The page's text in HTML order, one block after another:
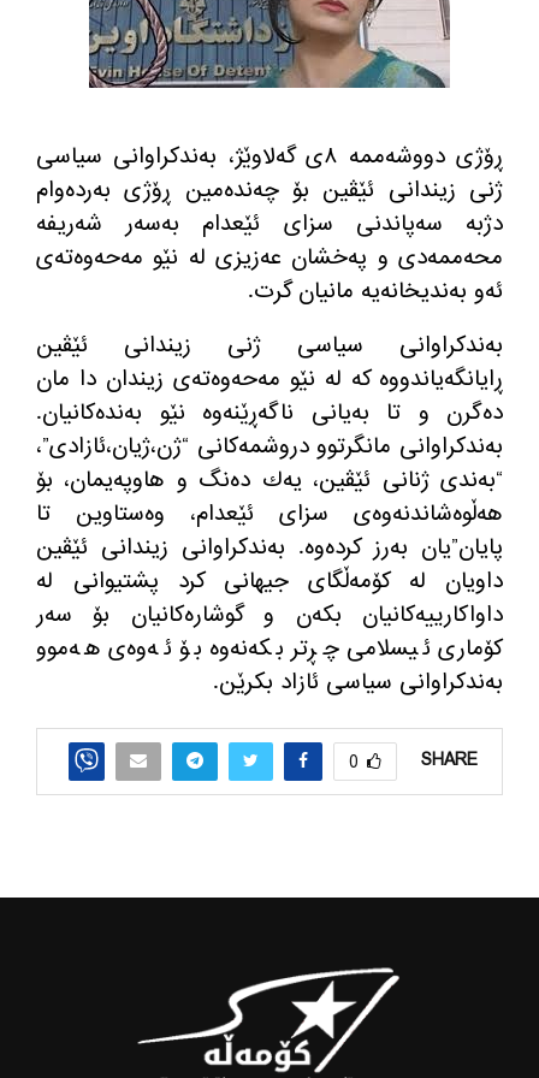
ڕۆژی دووشه‌ممه‌ ٨ی گه‌لاوێژ، به‌ندكراوانی سیاسی
ژنی زیندانی ئێڤین بۆ چه‌نده‌مین ڕۆژی به‌رده‌وام
دژبه‌ سه‌پاندنی سزای ئێعدام به‌سه‌ر شه‌ریفه
محه‌ممه‌دی و په‌خشان عه‌زیزی له‌ نێو مه‌حه‌وه‌ته‌ی
ئه‌و به‌ندیخانه‌یه‌ مانیان گرت.
به‌ندكراوانی سیاسی ژنی زیندانی ئێڤین
ڕایانگه‌یاندووه‌ كه‌ له‌ نێو مه‌حه‌وه‌ته‌ی زیندان دا مان
ده‌گرن و تا به‌یانی ناگه‌ڕێنه‌وه‌ نێو به‌نده‌كانیان.
به‌ندكراوانی مانگرتوو دروشمه‌كانی “ژن،ژیان،ئازادی”،
“به‌ندی ژنانی ئێڤین، یه‌ك ده‌نگ و هاوپه‌یمان، بۆ
هه‌ڵوه‌شاندنه‌وه‌ی سزای ئێعدام، وه‌ستاوین تا
پایان”یان به‌رز كرده‌وه‌. به‌ندكراوانی زیندانی ئێڤین
داویان له‌ كۆمه‌ڵگای جیهانی كرد پشتیوانی له‌
داواكارییه‌كانیان بكه‌ن و گوشاره‌كانیان بۆ سه‌ر
كۆماری ئیسلامی چڕتر بكه‌نه‌وه‌ بۆ ئه‌وه‌ی هه‌موو
به‌ندكراوانی سیاسی ئازاد بكرێن.
SHARE
0